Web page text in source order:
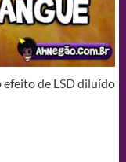
efeito de LSD diluído